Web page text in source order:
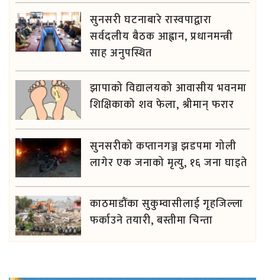
सुनसरी घटनाबारे रास्वपाद्वारा
सर्वदलीय बैठक आह्वान, प्रधानमन्त्री
साह अनुपस्थित
झापाको विद्यालयको आवासीय भवनमा
शिक्षिकाको शव फेला, श्रीमान् फरार
सुनसरीको कप्तानगञ्ज झडपमा गोली
लागेर एक जनाको मृत्यु, १६ जना घाइते
काठमाडौंका सुकुम्वासीलाई गृहजिल्ला
फर्काउने तयारी, बस्तीमा चिन्ता